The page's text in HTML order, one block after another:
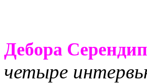
Дебора
четыре